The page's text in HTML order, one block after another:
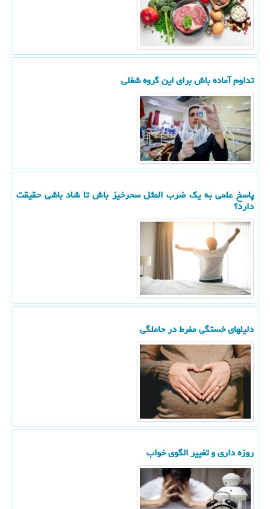
تداوم آماده باش برای این گروه شغلی
پاسخ علمی به یک ضرب المثل سحرخیز باش تا شاد باشی حقیقت
دارد؟
دلیلهای خستگی مفرط در حاملگی
روزه داری و تغییر الگوی خواب